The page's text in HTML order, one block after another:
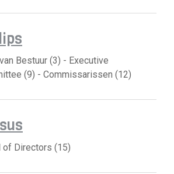
Bestuur (3) - Executive
(9) - Commissarissen (12)
of Directors (15)